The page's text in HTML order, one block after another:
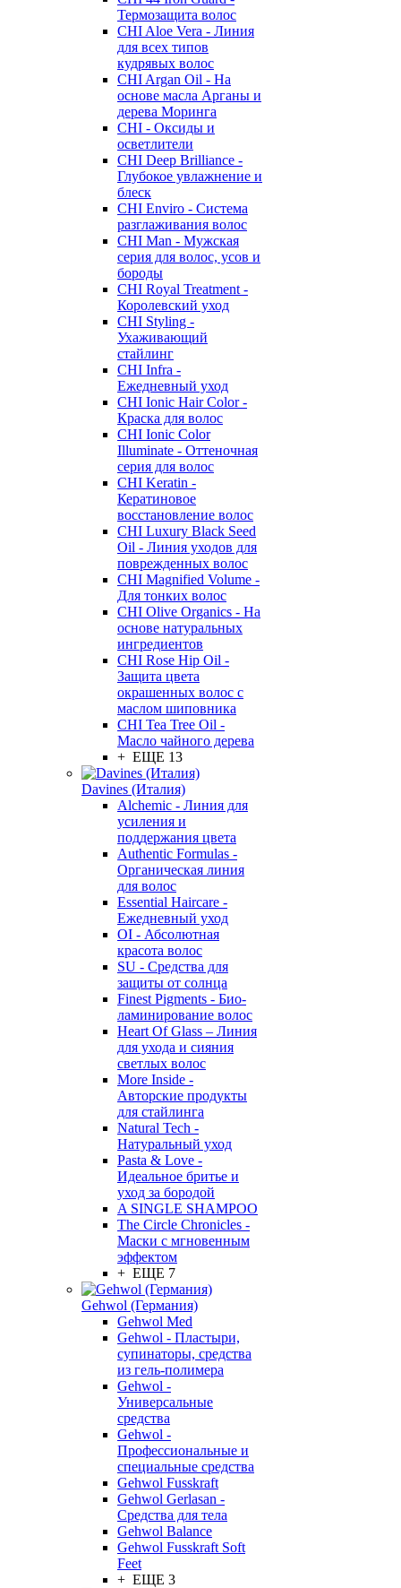
Термозащита волос
CHI Aloe Vera - Линия
для всех типов
кудрявых волос
CHI Argan Oil - На
основе масла Арганы и
дерева Моринга
CHI - Оксиды и
осветлители
CHI Deep Brilliance -
Глубокое увлажнение и
блеск
CHI Enviro - Система
разглаживания волос
CHI Man - Мужская
серия для волос, усов и
бороды
CHI Royal Treatment -
Королевский уход
CHI Styling -
Ухаживающий
стайлинг
CHI Infra -
Ежедневный уход
CHI Ionic Hair Color -
Краска для волос
CHI Ionic Color
Illuminate - Оттеночная
серия для волос
CHI Keratin -
Кератиновое
восстановление волос
CHI Luxury Black Seed
Oil - Линия уходов для
поврежденных волос
CHI Magnified Volume -
Для тонких волос
CHI Olive Organics - На
основе натуральных
ингредиентов
CHI Rose Hip Oil -
Защита цвета
окрашенных волос с
маслом шиповника
CHI Tea Tree Oil -
Масло чайного дерева
+ ЕЩЕ 13
Davines (Италия)
Alchemic - Линия для
усиления и
поддержания цвета
Authentic Formulas -
Органическая линия
для волос
Essential Haircare -
Eжедневный уход
OI - Абсолютная
красота волос
SU - Средства для
защиты от солнца
Finest Pigments - Био-
ламинирование волос
Heart Of Glass – Линия
для ухода и сияния
светлых волос
More Inside -
Авторские продукты
для стайлинга
Natural Tech -
Натуральный уход
Pasta & Love -
Идеальное бритье и
уход за бородой
A SINGLE SHAMPOO
The Circle Chronicles -
Маски с мгновенным
эффектом
+ ЕЩЕ 7
Gehwol (Германия)
Gehwol Med
Gehwol - Пластыри,
супинаторы, средства
из гель-полимера
Gehwol -
Универсальные
средства
Gehwol -
Профессиональные и
специальные средства
Gehwol Fusskraft
Gehwol Gerlasan -
Средства для тела
Gehwol Balance
Gehwol Fusskraft Soft
Feet
+ ЕЩЕ 3